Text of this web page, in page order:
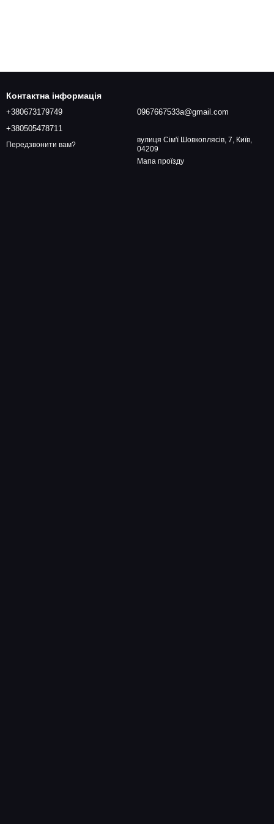
Контактна інформація
+380673179749
+380505478711
Передзвонити вам?
0967667533a@gmail.com
вулиця Сім'ї Шовкоплясів, 7, Київ,
04209
Мапа проїзду